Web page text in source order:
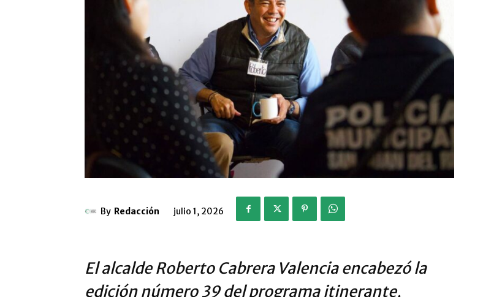
By Redacción julio 1, 2026
El alcalde Roberto Cabrera Valencia encabezó la
edición número 39 del programa itinerante,